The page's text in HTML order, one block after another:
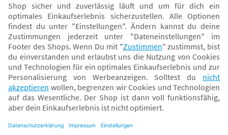
* Alle Preise inkl. MwSt. und ggf. zzgl.Versandkosten. Der dargestellte Preis gilt -
abhängig von der von dir gewählten Option - im BabyOne-Onlineshop oder bei
Abholung in dem von dir gewählten BabyOne-Franchise-Betrieb. Der für den
Onlineshop geltende Preis stellt bei einem Verkauf durch unsere Franchise-
Nehmer eine unverbindliche Preisempfehlung dar. Der Verkaufspreis der
daher von dem Verkaufspreis im Onlineshop abweichen. Angaben zu